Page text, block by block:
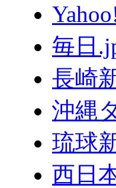
毎日
長崎
沖縄
琉球
西日